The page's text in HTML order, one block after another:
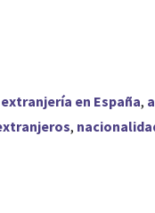
en España,
,